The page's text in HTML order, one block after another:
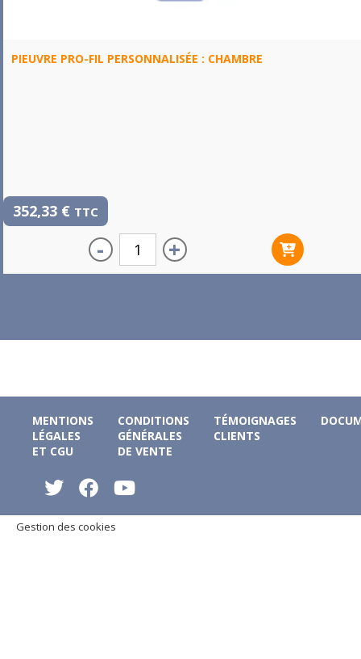
PIEUVRE PRO-FIL PERSONNALISÉE : CHAMBRE
352,33 € TTC
- +
MENTIONS
LÉGALES
ET CGU
CONDITIONS
GÉNÉRALES
DE VENTE
TÉMOIGNAGES
CLIENTS
Gestion des cookies